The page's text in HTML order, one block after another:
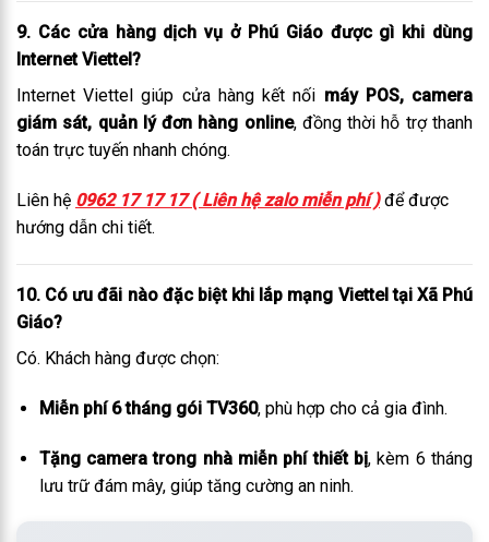
9. Các cửa hàng dịch vụ ở Phú Giáo được gì khi dùng
Internet Viettel?
Internet Viettel giúp cửa hàng kết nối máy POS, camera
giám sát, quản lý đơn hàng online, đồng thời hỗ trợ thanh
toán trực tuyến nhanh chóng.
Liên hệ 0962 17 17 17 ( Liên hệ zalo miễn phí ) để được
hướng dẫn chi tiết.
10. Có ưu đãi nào đặc biệt khi lắp mạng Viettel tại Xã Phú
Giáo?
Có. Khách hàng được chọn:
Miễn phí 6 tháng gói TV360, phù hợp cho cả gia đình.
Tặng camera trong nhà miễn phí thiết bị, kèm 6 tháng
lưu trữ đám mây, giúp tăng cường an ninh.